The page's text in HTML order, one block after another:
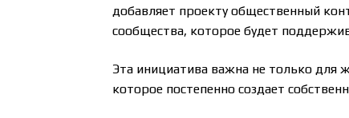
добавляет проекту общественный
сообщества, которое будет
Эта инициатива важна не только для
которое постепенно создает